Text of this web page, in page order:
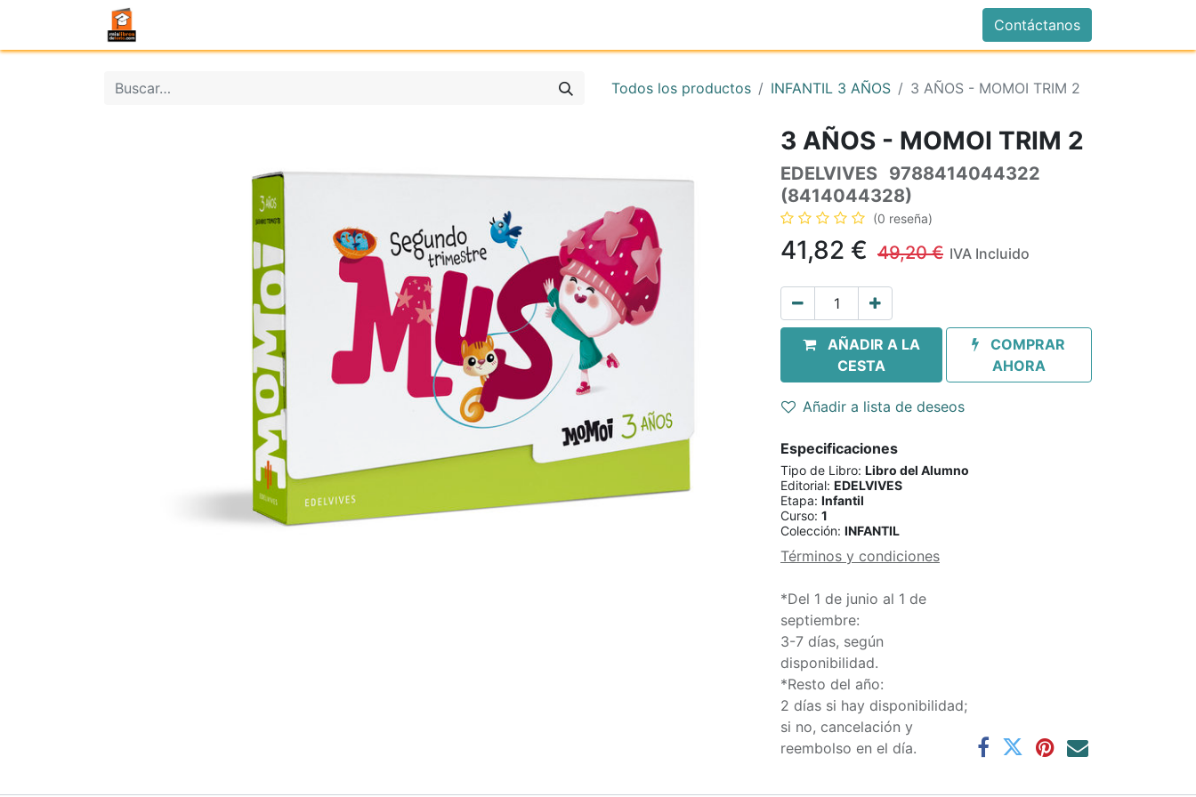
Contáctanos
Todos los productos INFANTIL 3 AÑOS 3 AÑOS - MOMOI TRIM 2
3 AÑOS - MOMOI TRIM 2
EDELVIVES 9788414044322
(8414044328)
(0 reseña)
41,82 € 49,20€ IVA Incluido
AÑADIR A LA
CESTA
COMPRAR
AHORA
Añadir a lista de deseos
Especificaciones
Tipo de Libro: Libro del Alumno
Editorial: EDELVIVES
Etapa: Infantil
Curso: 1
Colección: INFANTIL
Términos y condiciones
*Del 1 de junio al 1 de
septiembre:
3-7 días, según
disponibilidad.
*Resto del año:
2 días si hay disponibilidad;
si no, cancelación y
reembolso en el día.